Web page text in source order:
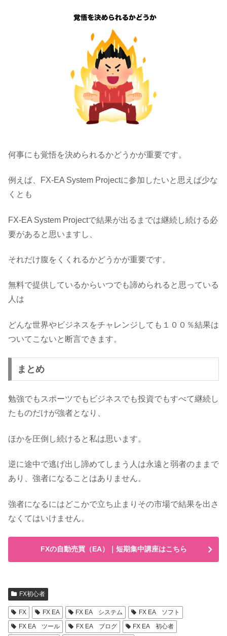
何事にも覚悟を決められるかどうかが重要です。
例えば、FX-EA System Projectに参加したいと思えば少な
くとも
FX-EA System Projectで結果が出るまでは継続し続ける必
要があると思いますし、
それだけ腹をくくれるかどうかが重要です。
無料で提供しているからいつでも諦められると思っている
人は
どんな世界やビジネスをチャレンジしても１００％結果は
ついてこないと断言できます。
まとめ
勉強でもスポーツでもビジネスでも投資でもすべて継続し
たものだけが強者となり、
ほかを圧倒し続けると私は思います。
逆に途中で逃げ出し諦めてしまう人は永遠と弱者のままで
あり、強者になることはありません。
強者になるにはどこかで立ち止まりその市場で結果を出さ
なくてはいけません。
FXの自動売買（EA）｜短期集中講座はこちら
FX初心者
FX FX EA FX EA システム
FX EA ソフト
FX EA ツール
FX EA ブログ
FX EA 初心者